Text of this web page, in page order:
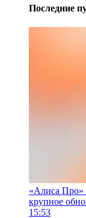
Последние
«Алиса Про»
крупное
15:53